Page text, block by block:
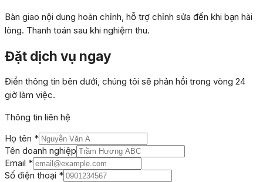
Bàn giao nội dung hoàn chỉnh, hỗ trợ chỉnh sửa đến khi bạn hài
lòng. Thanh toán sau khi nghiệm thu.
Đặt dịch vụ ngay
Điền thông tin bên dưới, chúng tôi sẽ phản hồi trong vòng 24
giờ làm việc.
Thông tin liên hệ
Họ tên *
Tên doanh nghiệp
Email *
Số điện thoại *